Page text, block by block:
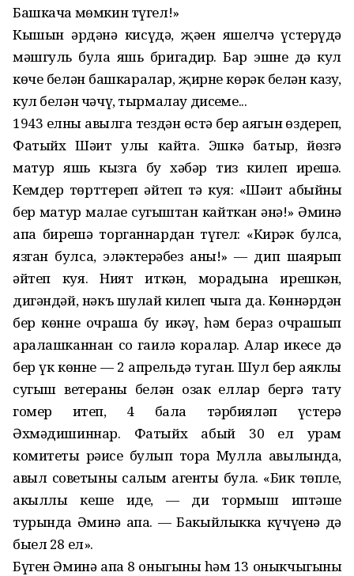
Башкача мөмкин түгел!»
Кышын әрдәнә кисүдә, җәен яшелчә үстерүдә
мәшгуль була яшь бригадир. Бар эшне дә кул
көче белән башкаралар, җирне көрәк белән казу,
кул белән чәчү, тырмалау дисеңме...
1943 елны авылга тездән өстә бер аягын өздереп,
Фатыйх Шәит улы кайта. Эшкә батыр, йөзгә
матур яшь кызга бу хәбәр тиз килеп ирешә.
Кемдер төрттереп әйтеп тә куя: «Шәит абыйның
бер матур малае сугыштан кайткан әнә!» Әминә
апа бирешә торганнардан түгел: «Кирәк булса,
язган булса, эләктерәбез аны!» — дип шаярып
әйтеп куя. Ният иткән, морадына ирешкән,
дигәндәй, нәкъ шулай килеп чыга да. Көннәрдән
бер көнне очраша бу икәү, һәм бераз очрашып
аралашканнан соң гаилә коралар. Алар икесе дә
бер үк көнне — 2 апрельдә туган. Шул бер аяклы
сугыш ветераны белән озак еллар бергә тату
гомер итеп, 4 бала тәрбияләп үстерә
Әхмәдишиннар. Фатыйх абый 30 ел урам
комитеты рәисе булып тора Мулла авылында,
авыл советының салым агенты була. «Бик төпле,
акыллы кеше иде, — ди тормыш иптәше
турында Әминә апа. — Бакыйлыкка күчүенә дә
быел 28 ел».
Бүген Әминә апа 8 оныгының һәм 13 оныкчыгының